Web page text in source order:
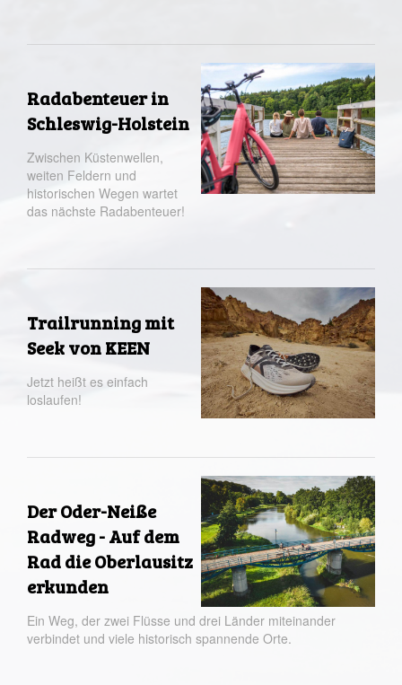
Radabenteuer in
Schleswig-Holstein
Zwischen Küstenwellen,
weiten Feldern und
historischen Wegen wartet
das nächste Radabenteuer!
Trailrunning mit
Seek von KEEN
Jetzt heißt es einfach
loslaufen!
Der Oder-Neiße
Radweg - Auf dem
Rad die Oberlausitz
erkunden
Ein Weg, der zwei Flüsse und drei Länder miteinander
verbindet und viele historisch spannende Orte.